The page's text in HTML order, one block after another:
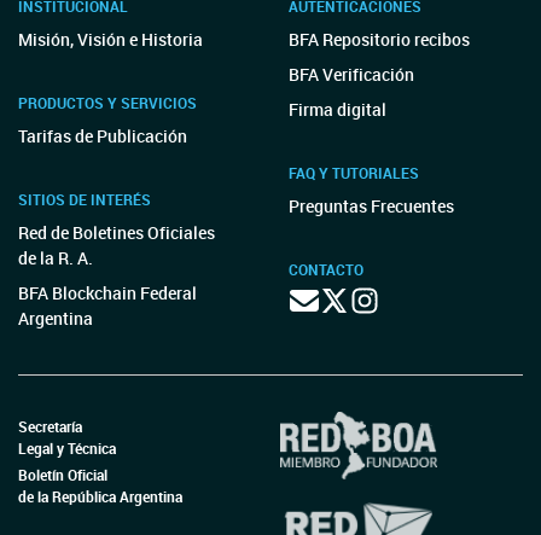
INSTITUCIONAL
Misión, Visión e Historia
PRODUCTOS Y SERVICIOS
Tarifas de Publicación
SITIOS DE INTERÉS
Red de Boletines Oficiales
de la R. A.
BFA Blockchain Federal
Argentina
AUTENTICACIONES
BFA Repositorio recibos
BFA Verificación
Firma digital
FAQ Y TUTORIALES
Preguntas Frecuentes
CONTACTO
Secretaría
Legal y Técnica
Boletín Oficial
de la República Argentina